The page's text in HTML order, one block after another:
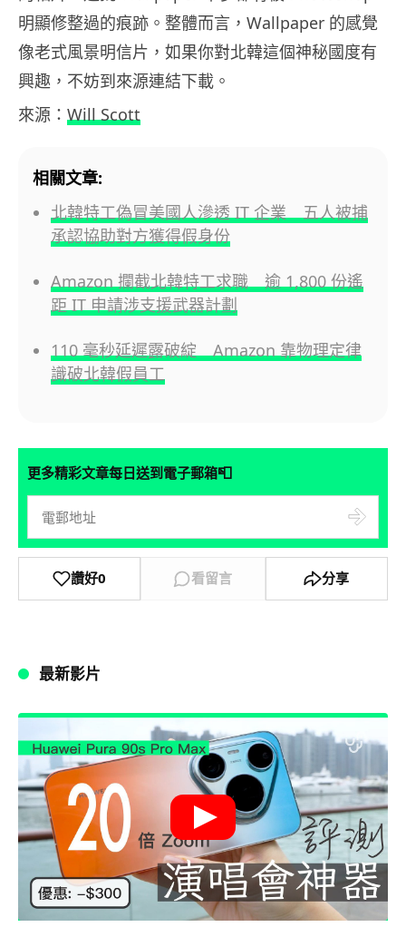
明顯修整過的痕跡。整體而言，Wallpaper 的感覺
像老式風景明信片，如果你對北韓這個神秘國度有
興趣，不妨到來源連結下載。
來源： Will Scott
相關文章:
北韓特工偽冒美國人滲透 IT 企業 五人被捕
承認協助對方獲得假身份
Amazon 攔截北韓特工求職 逾 1,800 份遙
距 IT 申請涉支援武器計劃
110 毫秒延遲露破綻 Amazon 靠物理定律
識破北韓假員工
更多精彩文章每日送到電子郵箱📮
讚好0 看留言 分享
最新影片